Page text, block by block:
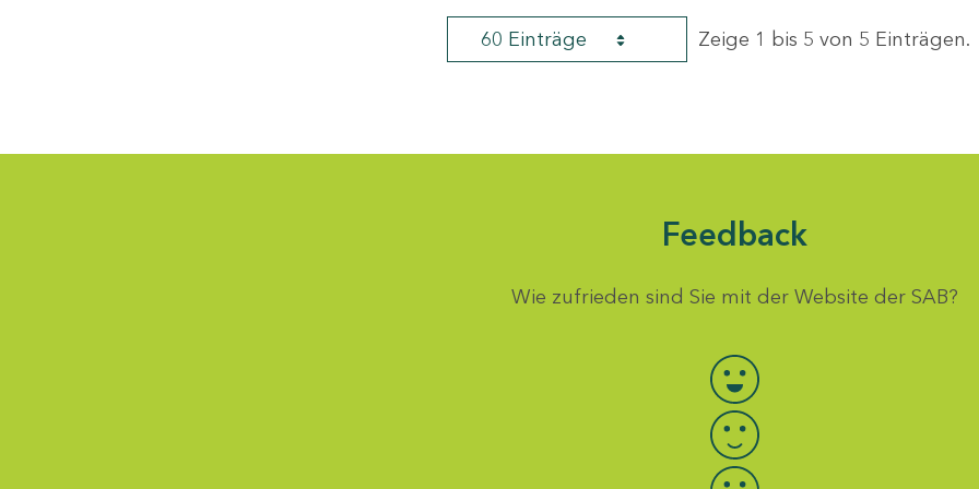
60 Einträge Zeige 1 bis 5 von 5 Einträgen.
Feedback
Wie zufrieden sind Sie mit der Website der SAB?
Bewertung auswählen